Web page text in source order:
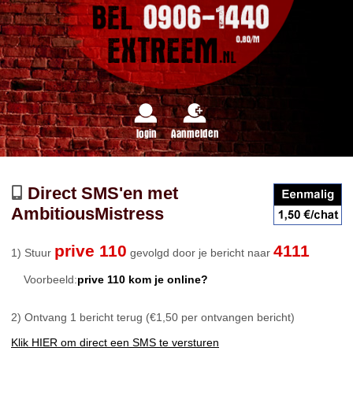
login Aanmelden
Direct SMS'en met
AmbitiousMistress
1) Stuur prive 110 gevolgd door je bericht naar 4111
Voorbeeld:prive 110 kom je online?
2) Ontvang 1 bericht terug (€1,50 per ontvangen bericht)
Klik HIER om direct een SMS te versturen